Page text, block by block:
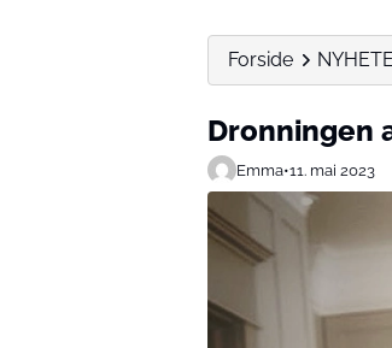
Forside
Dronningen
Emma•11. mai 2023